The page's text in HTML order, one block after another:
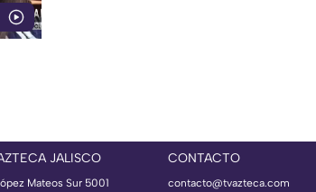
JALISCO
Mateos Sur 5001
CONTACTO
contacto@tvazteca.com